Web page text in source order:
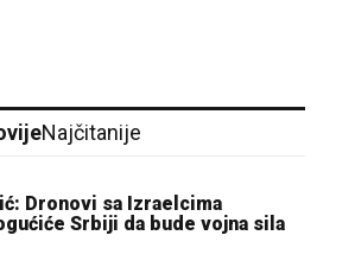
Najčitanije
Dronovi sa Izraelcima
Srbiji da bude vojna sila